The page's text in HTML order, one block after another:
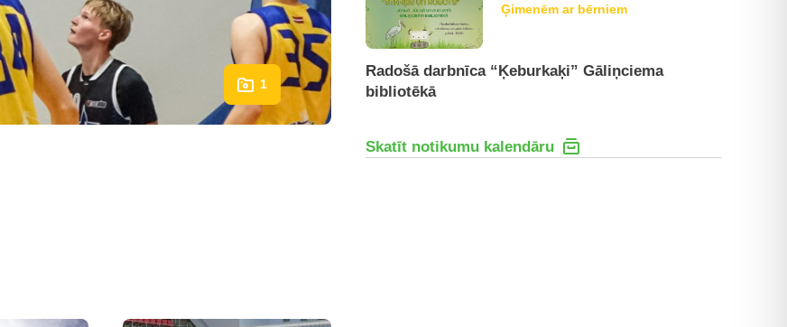
1
Ģimenēm ar bērniem
Radošā darbnīca “Ķeburkaķi” Gāliņciema
bibliotēkā
Skatīt notikumu kalendāru